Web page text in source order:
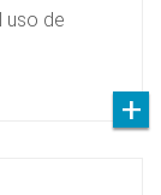
uso de